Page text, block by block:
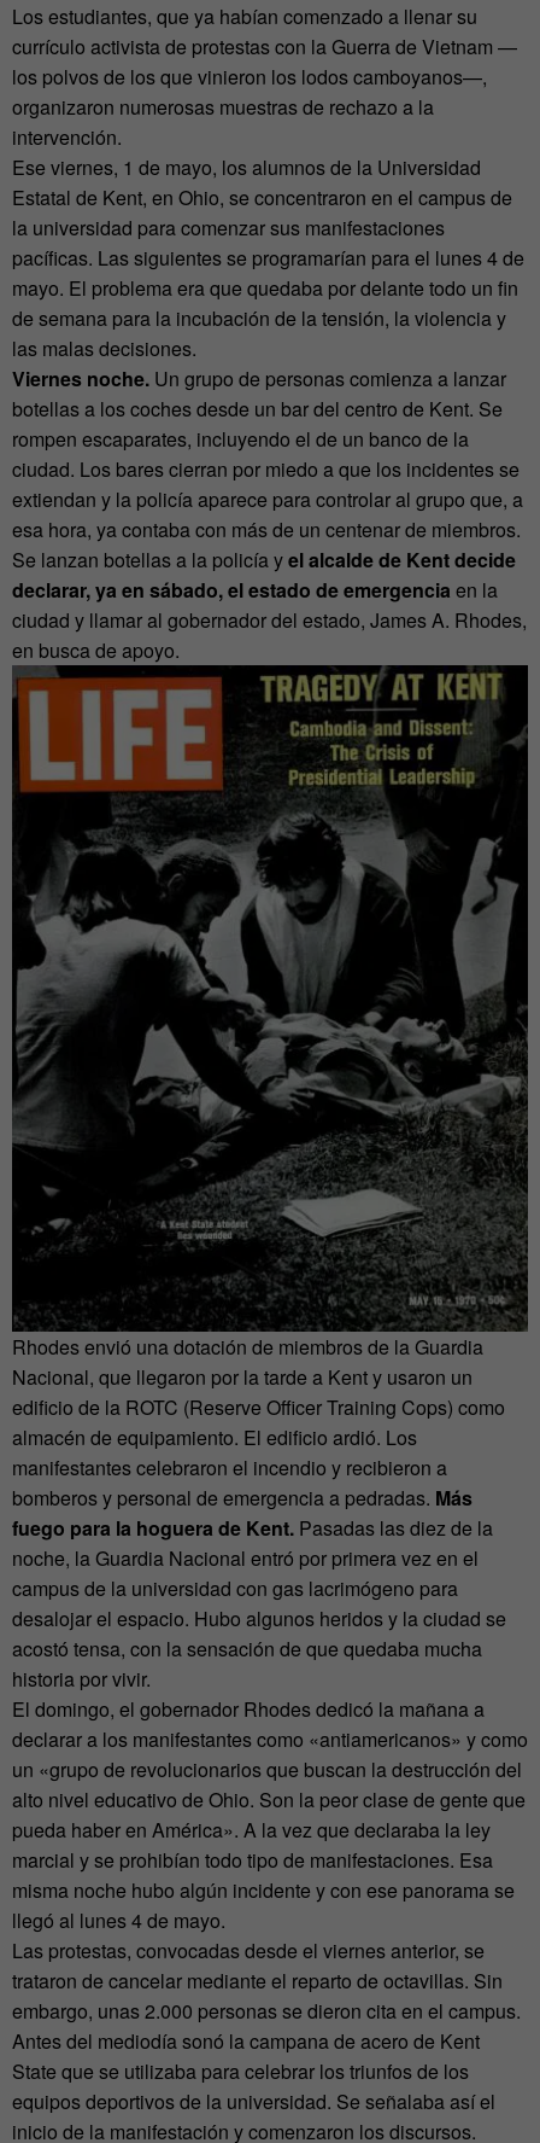
Los estudiantes, que ya habían comenzado a llenar su
currículo activista de protestas con la Guerra de Vietnam —
los polvos de los que vinieron los lodos camboyanos—,
organizaron numerosas muestras de rechazo a la
intervención.
Ese viernes, 1 de mayo, los alumnos de la Universidad
Estatal de Kent, en Ohio, se concentraron en el campus de
la universidad para comenzar sus manifestaciones
pacíficas. Las siguientes se programarían para el lunes 4 de
mayo. El problema era que quedaba por delante todo un fin
de semana para la incubación de la tensión, la violencia y
las malas decisiones.
Viernes noche. Un grupo de personas comienza a lanzar
botellas a los coches desde un bar del centro de Kent. Se
rompen escaparates, incluyendo el de un banco de la
ciudad. Los bares cierran por miedo a que los incidentes se
extiendan y la policía aparece para controlar al grupo que, a
esa hora, ya contaba con más de un centenar de miembros.
Se lanzan botellas a la policía yel alcalde de Kent decide
declarar, ya en sábado, el estado de emergencia en la
ciudad y llamar al gobernador del estado, James A. Rhodes,
en busca de apoyo.
Rhodes envió una dotación de miembros de la Guardia
Nacional, que llegaron por la tarde a Kent y usaron un
edificio de la ROTC (Reserve Officer Training Cops) como
almacén de equipamiento. El edificio ardió. Los
manifestantes celebraron el incendio y recibieron a
bomberos y personal de emergencia a pedradas. Más
fuego para la hoguera de Kent. Pasadas las diez de la
noche, la Guardia Nacional entró por primera vez en el
campus de la universidad con gas lacrimógeno para
desalojar el espacio. Hubo algunos heridos y la ciudad se
acostó tensa, con la sensación de que quedaba mucha
historia por vivir.
El domingo, el gobernador Rhodes dedicó la mañana a
declarar a los manifestantes como «antiamericanos» y como
un «grupo de revolucionarios que buscan la destrucción del
alto nivel educativo de Ohio. Son la peor clase de gente que
pueda haber en América». A la vez que declaraba la ley
marcial y se prohibían todo tipo de manifestaciones. Esa
misma noche hubo algún incidente y con ese panorama se
llegó al lunes 4 de mayo.
Las protestas, convocadas desde el viernes anterior, se
trataron de cancelar mediante el reparto de octavillas. Sin
embargo, unas 2.000 personas se dieron cita en el campus.
Antes del mediodía sonó la campana de acero de Kent
State que se utilizaba para celebrar los triunfos de los
equipos deportivos de la universidad. Se señalaba así el
inicio de la manifestación y comenzaron los discursos.